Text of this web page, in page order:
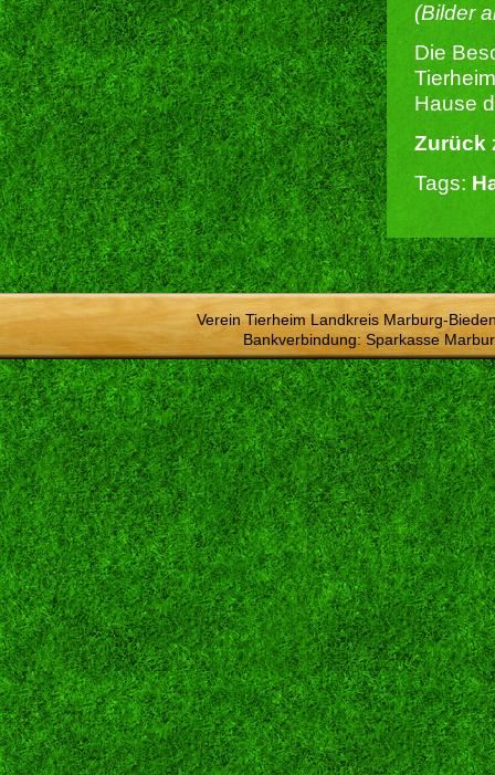
(Bilder
Die
Hause
Zurück
Tags:
Verein Tierheim Landkreis Marburg-
Bankverbindung: Sparkasse